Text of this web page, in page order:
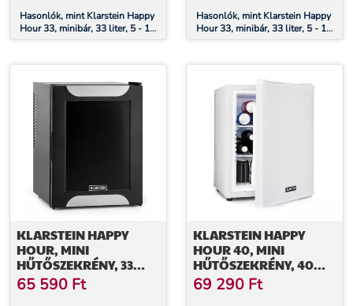
Hasonlók, mint Klarstein Happy
Hour 33, minibár, 33 liter, 5 - 15
°C, G energiahatékonysági
világítás, fehér
Hasonlók, mint Klarstein Happy
Hour 33, minibár, 33 liter, 5 - 15
°C, G energiahatékonysági
világítás, ezüst
KLARSTEIN HAPPY
HOUR, MINI
HŰTŐSZEKRÉNY, 33
LITER, ZAJMENTES, G
ENERGIAHATÉKONYSÁGI
65 590 Ft
KLARSTEIN HAPPY
HOUR 40, MINI
HŰTŐSZEKRÉNY, 40
LITER, 5 -15°C,
CSENDES, 23DB, LED
69 290 Ft